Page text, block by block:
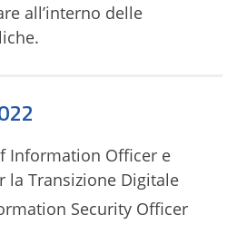
all’interno delle
Information Officer e
la Transizione Digitale
Security Officer